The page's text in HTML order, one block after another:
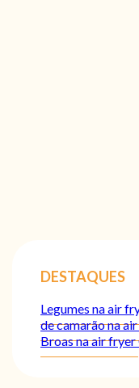
DESTAQUES
Legumes na air
de camarão na
Broas na air fryer